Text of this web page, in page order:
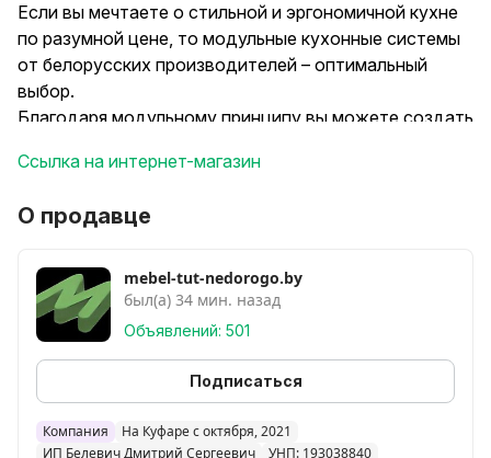
Если вы мечтаете о стильной и эргономичной кухне
по разумной цене, то модульные кухонные системы
от белорусских производителей – оптимальный
выбор.
Благодаря модульному принципу вы можете создать
П-образную или линейную. На фото кухня 2,35 м.
Более 33 трендовых цветовых решений
натурального дерева и лаконичных матовых
оттенков до ярких глянцевых расцветок.
Экологичные и долговечные материалы ЛДСП и
МДФ гарантируют безопасность для здоровья и
длительный срок службы.
В комплект входят столешница, фурнитура ведущих
брендов (шариковые направляющие, петли с
Ссылка на интернет-магазин
О продавце
mebel-tut-nedorogo.by
был(а) 34 мин. назад
Объявлений: 501
Подписаться
Компания
На Куфаре с октября, 2021
ИП Белевич Дмитрий Сергеевич
УНП: 193038840